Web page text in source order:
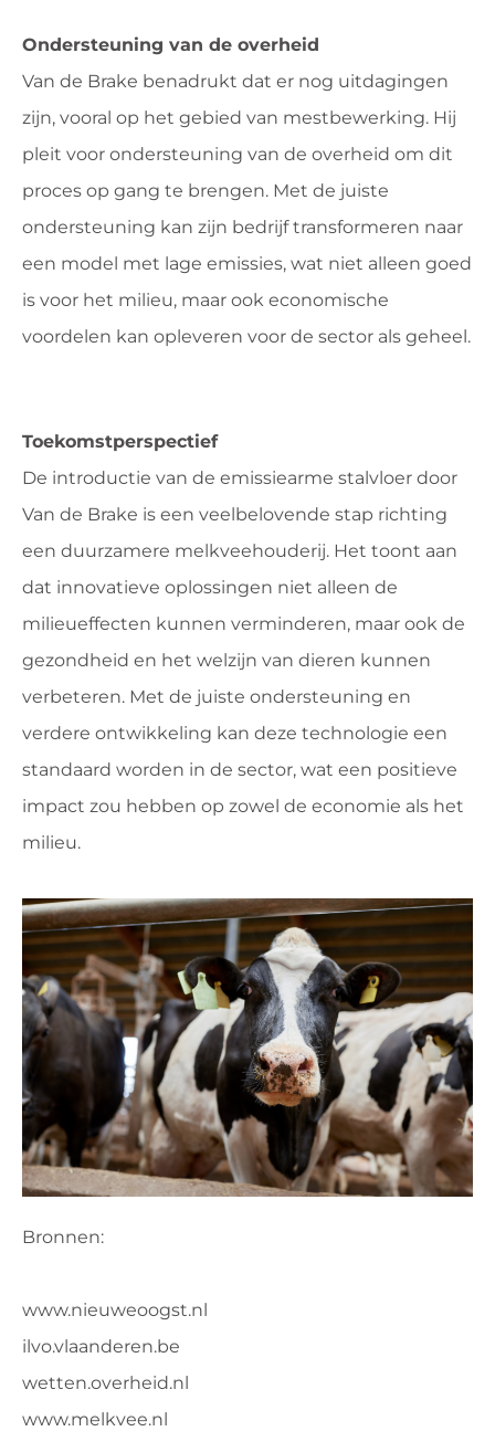
Ondersteuning van de overheid
Van de Brake benadrukt dat er nog uitdagingen
zijn, vooral op het gebied van mestbewerking. Hij
pleit voor ondersteuning van de overheid om dit
proces op gang te brengen. Met de juiste
ondersteuning kan zijn bedrijf transformeren naar
een model met lage emissies, wat niet alleen goed
is voor het milieu, maar ook economische
voordelen kan opleveren voor de sector als geheel.
Toekomstperspectief
De introductie van de emissiearme stalvloer door
Van de Brake is een veelbelovende stap richting
een duurzamere melkveehouderij. Het toont aan
dat innovatieve oplossingen niet alleen de
milieueffecten kunnen verminderen, maar ook de
gezondheid en het welzijn van dieren kunnen
verbeteren. Met de juiste ondersteuning en
verdere ontwikkeling kan deze technologie een
standaard worden in de sector, wat een positieve
impact zou hebben op zowel de economie als het
milieu.
Bronnen:
www.nieuweoogst.nl
ilvo.vlaanderen.be
wetten.overheid.nl
www.melkvee.nl